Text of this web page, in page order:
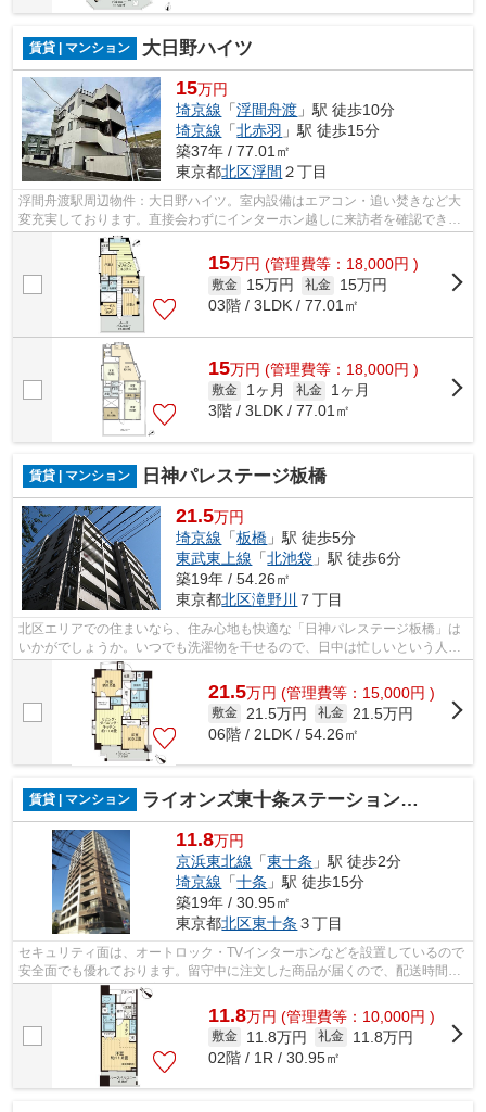
賃貸 | マンション 大日野ハイツ
15万円
埼京線 「浮間舟渡 」駅 徒歩10分
埼京線 「北赤羽 」駅 徒歩15分
築37年 / 77.01㎡
東京都北区浮間 ２丁目
浮間舟渡駅周辺物件：大日野ハイツ。室内設備はエアコン・追い焚きなど大
変充実しております。直接会わずにインターホン越しに来訪者を確認できる
ので、トラブルの事前回避にも繋がり...
15万円 (管理費等：18,000円 )
敷金 15万円 礼金
15万円
03階 / 3LDK / 77.01㎡
15万円 (管理費等：18,000円 )
敷金 1ヶ月 礼金
1ヶ月
3階 / 3LDK / 77.01㎡
賃貸 | マンション 日神パレステージ板橋
21.5万円
埼京線 「板橋 」駅 徒歩5分
東武東上線 「北池袋 」駅 徒歩6分
築19年 / 54.26㎡
東京都北区滝野川 ７丁目
北区エリアでの住まいなら、住み心地も快適な「日神パレステージ板橋」は
いかがでしょうか。いつでも洗濯物を干せるので、日中は忙しいという人に
もおすすめの浴室乾燥機を設置してい...
21.5万円 (管理費等：15,000円 )
敷金 21.5万円 礼金
21.5万円
06階 / 2LDK / 54.26㎡
賃貸 | マンション ライオンズ東十条ステーションプラザ
11.8万円
京浜東北線 「東十条 」駅 徒歩2分
埼京線 「十条 」駅 徒歩15分
築19年 / 30.95㎡
東京都北区東十条 ３丁目
セキュリティ面は、オートロック・TVインターホンなどを設置しているので
安全面でも優れております。留守中に注文した商品が届くので、配送時間を
気にせず注文ができる宅配ボックスが...
11.8万円 (管理費等：10,000円 )
敷金 11.8万円 礼金
11.8万円
02階 / 1R / 30.95㎡